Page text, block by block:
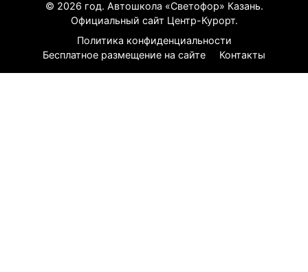
© 2026 год. Автошкола «Светофор» Казань.
Официальный сайт Центр-Курорт.
Политика конфиденциальности
Бесплатное размещение на сайте
Контакты